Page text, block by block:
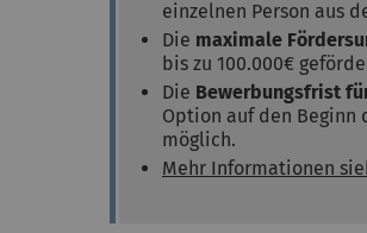
einzelnen Person aus
Die maximale
bis zu 100.000€
Die Bewerbungsfrist
Option auf den Beginn
möglich.
Mehr Informationen